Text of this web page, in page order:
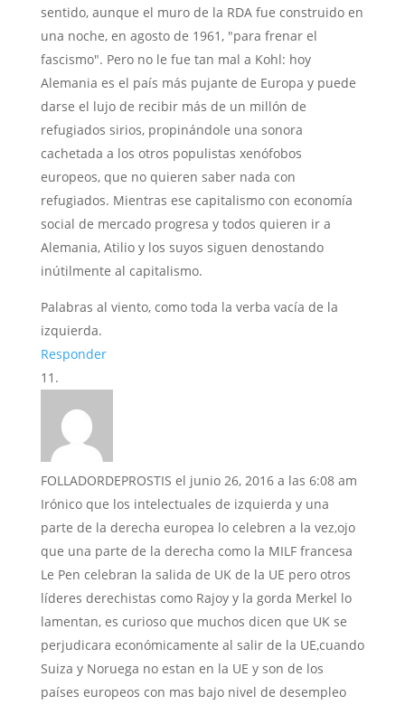
sentido, aunque el muro de la RDA fue construido en
una noche, en agosto de 1961, "para frenar el
fascismo". Pero no le fue tan mal a Kohl: hoy
Alemania es el país más pujante de Europa y puede
darse el lujo de recibir más de un millón de
refugiados sirios, propinándole una sonora
cachetada a los otros populistas xenófobos
europeos, que no quieren saber nada con
refugiados. Mientras ese capitalismo con economía
social de mercado progresa y todos quieren ir a
Alemania, Atilio y los suyos siguen denostando
inútilmente al capitalismo.
Palabras al viento, como toda la verba vacía de la
izquierda.
Responder
FOLLADORDEPROSTIS el junio 26, 2016 a las 6:08 am
Irónico que los intelectuales de izquierda y una
parte de la derecha europea lo celebren a la vez,ojo
que una parte de la derecha como la MILF francesa
Le Pen celebran la salida de UK de la UE pero otros
líderes derechistas como Rajoy y la gorda Merkel lo
lamentan, es curioso que muchos dicen que UK se
perjudicara económicamente al salir de la UE,cuando
Suiza y Noruega no estan en la UE y son de los
países europeos con mas bajo nivel de desempleo